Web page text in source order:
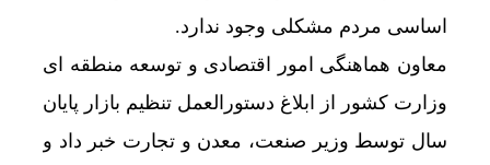
اساسی مردم مشکلی وجود ندارد.
معاون هماهنگی امور اقتصادی و توسعه منطقه ای
وزارت کشور از ابلاغ دستورالعمل تنظیم بازار پایان
سال توسط وزیر صنعت، معدن و تجارت خبر داد و